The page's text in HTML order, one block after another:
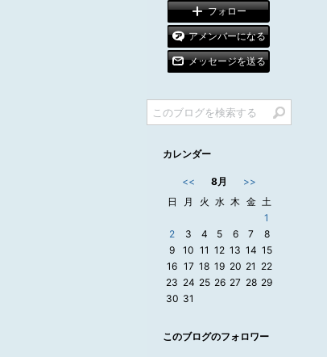
フォロー
アメンバーになる
メッセージを送る
カレンダー
<< 8月
>>
日
月 火 水 木 金 土
1
2
3 4 5 6 7
8
9
10 11 12 13 14 15
16 17 18 19 20 21 22
23 24 25 26 27 28 29
30 31
このブログのフォロワー